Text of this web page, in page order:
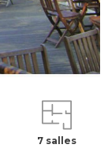
À partir de :
31500 €H.T
7 salles